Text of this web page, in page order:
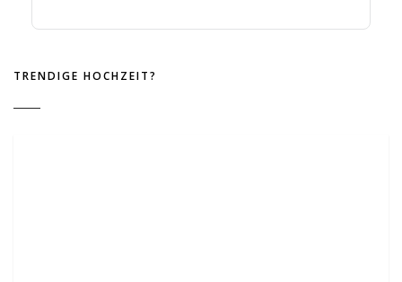
TRENDIGE HOCHZEIT?